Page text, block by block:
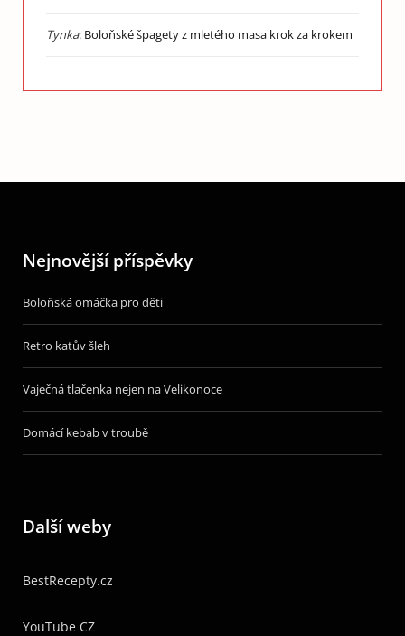
Tynka: Boloňské špagety z mletého masa krok za krokem
Nejnovější příspěvky
Boloňská omáčka pro děti
Retro katův šleh
Vaječná tlačenka nejen na Velikonoce
Domácí kebab v troubě
Další weby
BestRecepty.cz
YouTube CZ